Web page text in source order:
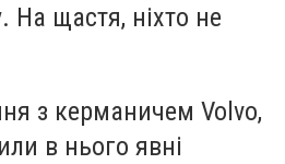
На щастя, ніхто не
з керманичем Volvo,
в нього явні